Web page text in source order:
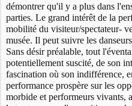
démontrer qu'il y a plus dans
parties. Le grand intérêt de la
mobilité du visiteur/spectateur-
musée. Il peut suivre les
Sans désir préalable, tout
potentiellement suscité, de son
fascination où son indifférence,
performance prospère sur les
morbide et performeurs vivants,